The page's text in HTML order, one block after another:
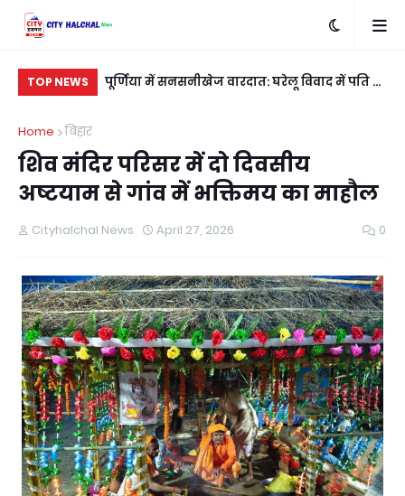
TOP NEWS
बदला लेने के लिए
पूर्णिया में सनसनीखेज वारदात: घरेलू विवाद में पति ने
Home
बिहार
शिव मंदिर परिसर में दो दिवसीय
अष्टयाम से गांव में भक्तिमय का माहौल
Cityhalchal News April 27, 2026 0